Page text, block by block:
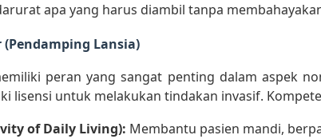
apa yang harus diambil tanpa
(Pendamping Lansia)
peran yang sangat penting dalam aspek
lisensi untuk melakukan tindakan invasif.
of Daily Living): Membantu pasien mandi,